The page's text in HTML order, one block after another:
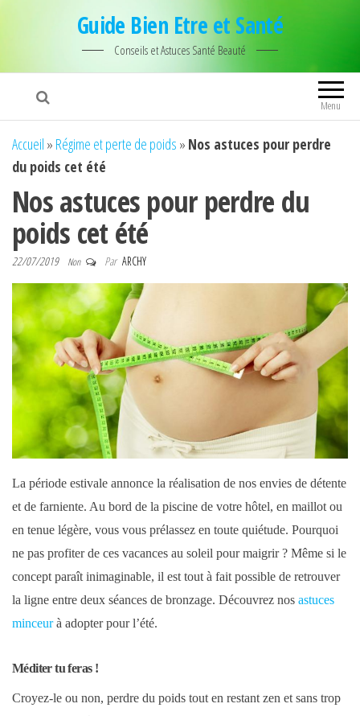
Guide Bien Etre et Santé
Conseils et Astuces Santé Beauté
Menu
Accueil » Régime et perte de poids » Nos astuces pour perdre
du poids cet été
Nos astuces pour perdre du
poids cet été
22/07/2019 Non Par ARCHY
La période estivale annonce la réalisation de nos envies de détente
et de farniente. Au bord de la piscine de votre hôtel, en maillot ou
en tenue légère, vous vous prélassez en toute quiétude. Pourquoi
ne pas profiter de ces vacances au soleil pour maigrir ? Même si le
concept paraît inimaginable, il est tout à fait possible de retrouver
la ligne entre deux séances de bronzage. Découvrez nos astuces
minceurà adopter pour l’été.
Méditer tu feras !
Croyez-le ou non, perdre du poids tout en restant zen et sans trop